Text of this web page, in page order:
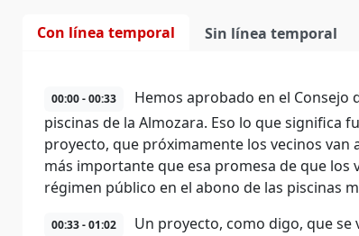
Con línea temporal Sin línea temporal
00:00 - 00:33
Hemos aprobado en el Consejo
piscinas de la Almozara. Eso lo que significa
proyecto, que próximamente los vecinos
más importante que esa promesa de que los
régimen público en el abono de las piscinas
00:33 - 01:02
Un proyecto, como digo, que se